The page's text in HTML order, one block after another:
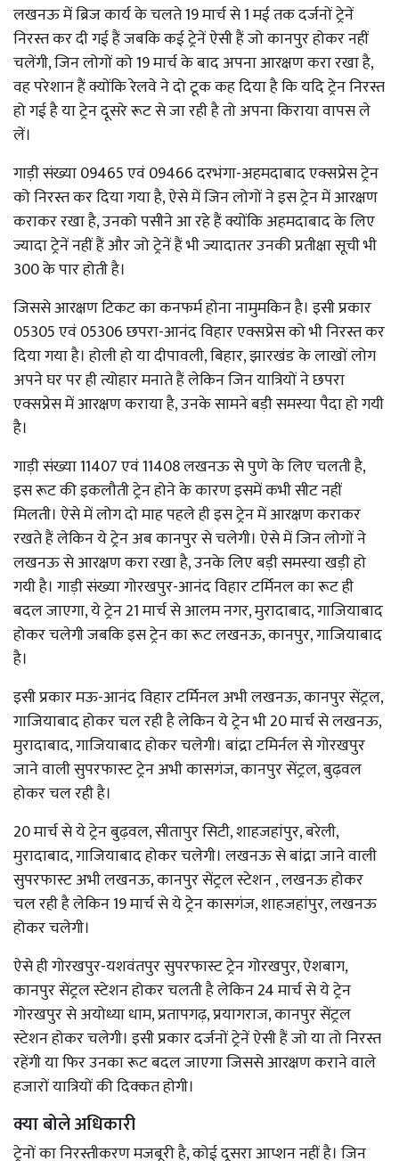
लखनऊ में ब्रिज कार्य के चलते 19 मार्च से 1 मई तक दर्जनों ट्रेनें
निरस्त कर दी गई हैं जबकि कई ट्रेनें ऐसी हैं जो कानपुर होकर नहीं
चलेंगी, जिन लोगों को 19 मार्च के बाद अपना आरक्षण करा रखा है,
वह परेशान हैं क्योंकि रेलवे ने दो टूक कह दिया है कि यदि ट्रेन निरस्त
हो गई है या ट्रेन दूसरे रूट से जा रही है तो अपना किराया वापस ले
लें।
गाड़ी संख्या 09465 एवं 09466 दरभंगा-अहमदाबाद एक्सप्रेस ट्रेन
को निरस्त कर दिया गया है, ऐसे में जिन लोगों ने इस ट्रेन में आरक्षण
कराकर रखा है, उनको पसीने आ रहे हैं क्योंकि अहमदाबाद के लिए
ज्यादा ट्रेनें नहीं हैं और जो ट्रेनें हैं भी ज्यादातर उनकी प्रतीक्षा सूची भी
300 के पार होती है।
जिससे आरक्षण टिकट का कनफर्म होना नामुमकिन है। इसी प्रकार
05305 एवं 05306 छपरा-आनंद विहार एक्सप्रेस को भी निरस्त कर
दिया गया है। होली हो या दीपावली, बिहार, झारखंड के लाखों लोग
अपने घर पर ही त्योहार मनाते हैं लेकिन जिन यात्रियों ने छपरा
एक्सप्रेस में आरक्षण कराया है, उनके सामने बड़ी समस्या पैदा हो गयी
है।
गाड़ी संख्या 11407 एवं 11408 लखनऊ से पुणे के लिए चलती है,
इस रूट की इकलौती ट्रेन होने के कारण इसमें कभी सीट नहीं
मिलती। ऐसे में लोग दो माह पहले ही इस ट्रेन में आरक्षण कराकर
रखते हैं लेकिन ये ट्रेन अब कानपुर से चलेगी। ऐसे में जिन लोगों ने
लखनऊ से आरक्षण करा रखा है, उनके लिए बड़ी समस्या खड़ी हो
गयी है। गाड़ी संख्या गोरखपुर-आनंद विहार टर्मिनल का रूट ही
बदल जाएगा, ये ट्रेन 21 मार्च से आलम नगर, मुरादाबाद, गाजियाबाद
होकर चलेगी जबकि इस ट्रेन का रूट लखनऊ, कानपुर, गाजियाबाद
है।
इसी प्रकार मऊ-आनंद विहार टर्मिनल अभी लखनऊ, कानपुर सेंट्रल,
गाजियाबाद होकर चल रही है लेकिन ये ट्रेन भी 20 मार्च से लखनऊ,
मुरादाबाद, गाजियाबाद होकर चलेगी। बांद्रा टमिर्नल से गोरखपुर
जाने वाली सुपरफास्ट ट्रेन अभी कासगंज, कानपुर सेंट्रल, बुढ़वल
होकर चल रही है।
20 मार्च से ये ट्रेन बुढ़वल, सीतापुर सिटी, शाहजहांपुर, बरेली,
मुरादाबाद, गाजियाबाद होकर चलेगी। लखनऊ से बांद्रा जाने वाली
सुपरफास्ट अभी लखनऊ, कानपुर सेंट्रल स्टेशन , लखनऊ होकर
चल रही है लेकिन 19 मार्च से ये ट्रेन कासगंज, शाहजहांपुर, लखनऊ
होकर चलेगी।
ऐसे ही गोरखपुर-यशवंतपुर सुपरफास्ट ट्रेन गोरखपुर, ऐशबाग,
कानपुर सेंट्रल स्टेशन होकर चलती है लेकिन 24 मार्च से ये ट्रेन
गोरखपुर से अयोध्या धाम, प्रतापगढ़, प्रयागराज, कानपुर सेंट्रल
स्टेशन होकर चलेगी। इसी प्रकार दर्जनों ट्रेनें ऐसी हैं जो या तो निरस्त
रहेंगी या फिर उनका रूट बदल जाएगा जिससे आरक्षण कराने वाले
हजारों यात्रियों की दिक्कत होगी।
क्या बोले अधिकारी
ट्रेनों का निरस्तीकरण मजबूरी है, कोई दूसरा आप्शन नहीं है। जिन